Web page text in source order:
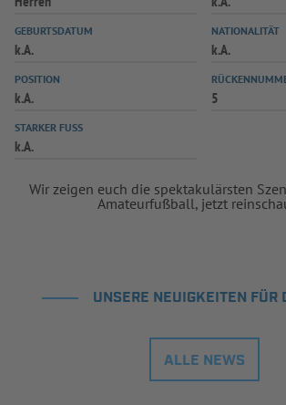
GEBURTSDATUM
k.A.
NATIONALITÄT
k.A.
POSITION
k.A. 5
STARKER FUSS
k.A.
Wir zeigen euch die spektakulärsten
Amateurfußball, jetzt
UNSERE NEUIGKEITEN FÜR
ALLE NEWS